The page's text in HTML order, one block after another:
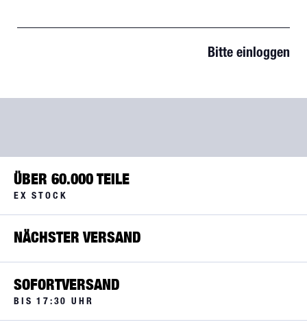
Bitte einloggen
ÜBER 60.000 TEILE
EX STOCK
NÄCHSTER VERSAND
SOFORTVERSAND
BIS 17:30 UHR